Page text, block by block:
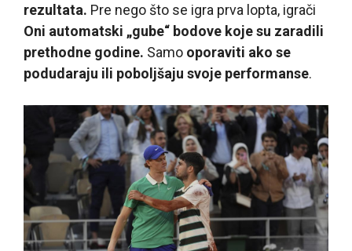
rezultata. Pre nego što se igra prva lopta, igrači
Oni automatski „gube“ bodove koje su zaradili
prethodne godine. Samo oporaviti ako se
podudaraju ili poboljšaju svoje performanse.